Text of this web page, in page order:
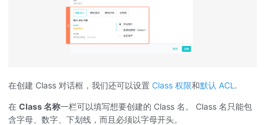
在创建 Class 对话框，我们还可以设置 Class 权限和默认 ACL .
在 Class 名称一栏可以填写想要创建的 Class 名。 Class 名只能包
含字母、数字、下划线，而且必须以字母开头。